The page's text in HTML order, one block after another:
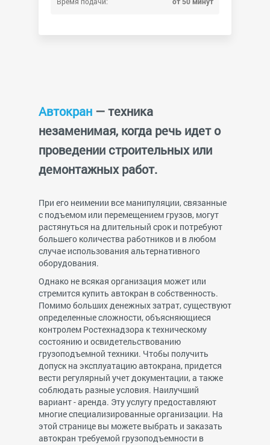
Автокран — техника
незаменимая, когда речь идет о
проведении строительных или
демонтажных работ.
При его неимении все манипуляции, связанные
с подъемом или перемещением грузов, могут
растянуться на длительный срок и потребуют
большего количества работников и в любом
случае использования альтернативного
оборудования.
Однако не всякая организация может или
стремится купить автокран в собственность.
Помимо больших денежных затрат, существуют
определенные сложности, объясняющиеся
контролем Ростехнадзора к техническому
состоянию и освидетельствованию
грузоподъемной техники. Чтобы получить
допуск на эксплуатацию автокрана, придется
вести регулярный учет документации, а также
соблюдать разные условия. Наилучший
вариант - аренда. Эту услугу предоставляют
многие специализированные организации. На
этой странице вы можете выбрать и заказать
автокран требуемой грузоподъемности в